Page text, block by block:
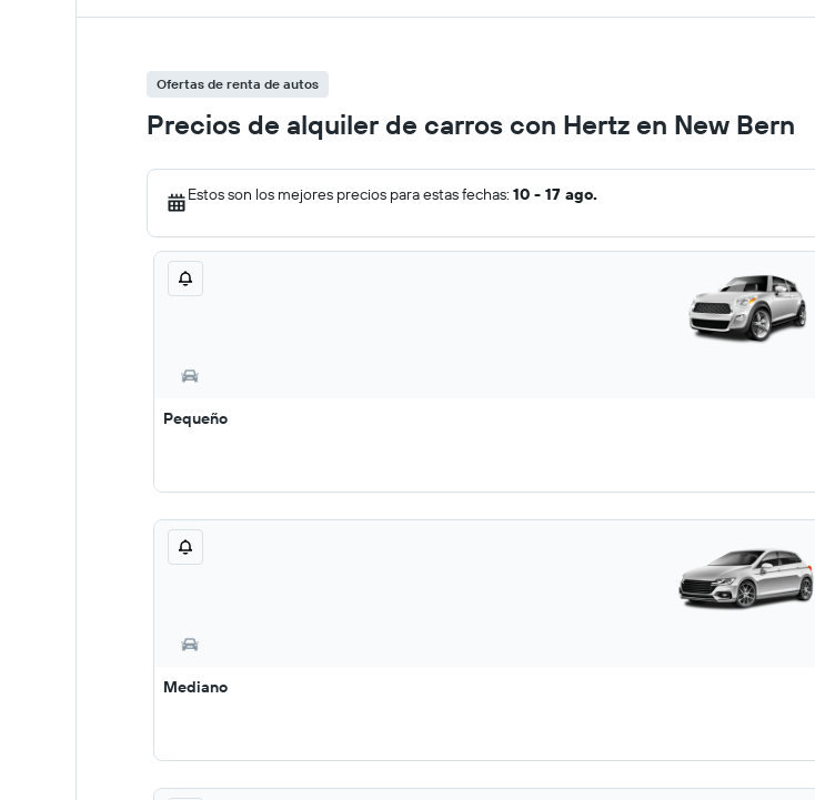
Ofertas de renta de autos
Precios de alquiler de carros con Hertz en New Bern
Estos son los mejores precios para estas fechas: 10 - 17 ago.
Pequeño
Mediano